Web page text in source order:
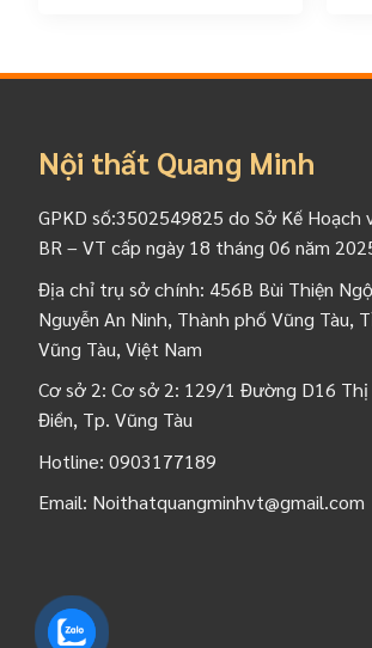
Nội thất Quang Minh
GPKD số:3502549825 do Sở Kế Hoạch
BR – VT cấp ngày 18 tháng 06 năm
Địa chỉ trụ sở chính: 456B Bùi Thiện
Nguyễn An Ninh, Thành phố Vũng Tàu,
Vũng Tàu, Việt Nam
Cơ sở 2: Cơ sở 2: 129/1 Đường D16 Thị
Điền, Tp. Vũng Tàu
Hotline: 0903177189
Email: Noithatquangminhvt@gmail.com